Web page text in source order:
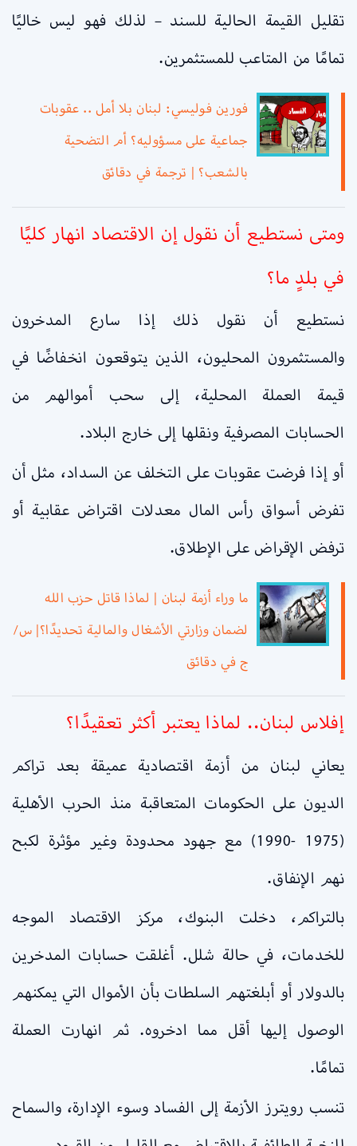
تقليل القيمة الحالية للسند – لذلك فهو ليس خاليًا
تمامًا من المتاعب للمستثمرين.
فورين فوليسي: لبنان بلا أمل .. عقوبات
جماعية على مسؤوليه؟ أم التضحية
بالشعب؟ | ترجمة في دقائق
ومتى نستطيع أن نقول إن الاقتصاد انهار كليًا
في بلدٍ ما؟
نستطيع أن نقول ذلك إذا سارع المدخرون
والمستثمرون المحليون، الذين يتوقعون انخفاضًا في
قيمة العملة المحلية، إلى سحب أموالهم من
الحسابات المصرفية ونقلها إلى خارج البلاد.
أو إذا فرضت عقوبات على التخلف عن السداد، مثل أن
تفرض أسواق رأس المال معدلات اقتراض عقابية أو
ترفض الإقراض على الإطلاق.
ما وراء أزمة لبنان | لماذا قاتل حزب الله
لضمان وزارتي الأشغال والمالية تحديدًا؟| س/
ج في دقائق
إفلاس لبنان.. لماذا يعتبر أكثر تعقيدًا؟
يعاني لبنان من أزمة اقتصادية عميقة بعد تراكم
الديون على الحكومات المتعاقبة منذ الحرب الأهلية
(1975 -1990) مع جهود محدودة وغير مؤثرة لكبح
نهم الإنفاق.
بالتراكم، دخلت البنوك، مركز الاقتصاد الموجه
للخدمات، في حالة شلل. أغلقت حسابات المدخرين
بالدولار أو أبلغتهم السلطات بأن الأموال التي يمكنهم
الوصول إليها أقل مما ادخروه. ثم انهارت العملة
تمامًا.
تنسب رويترز الأزمة إلى الفساد وسوء الإدارة، والسماح